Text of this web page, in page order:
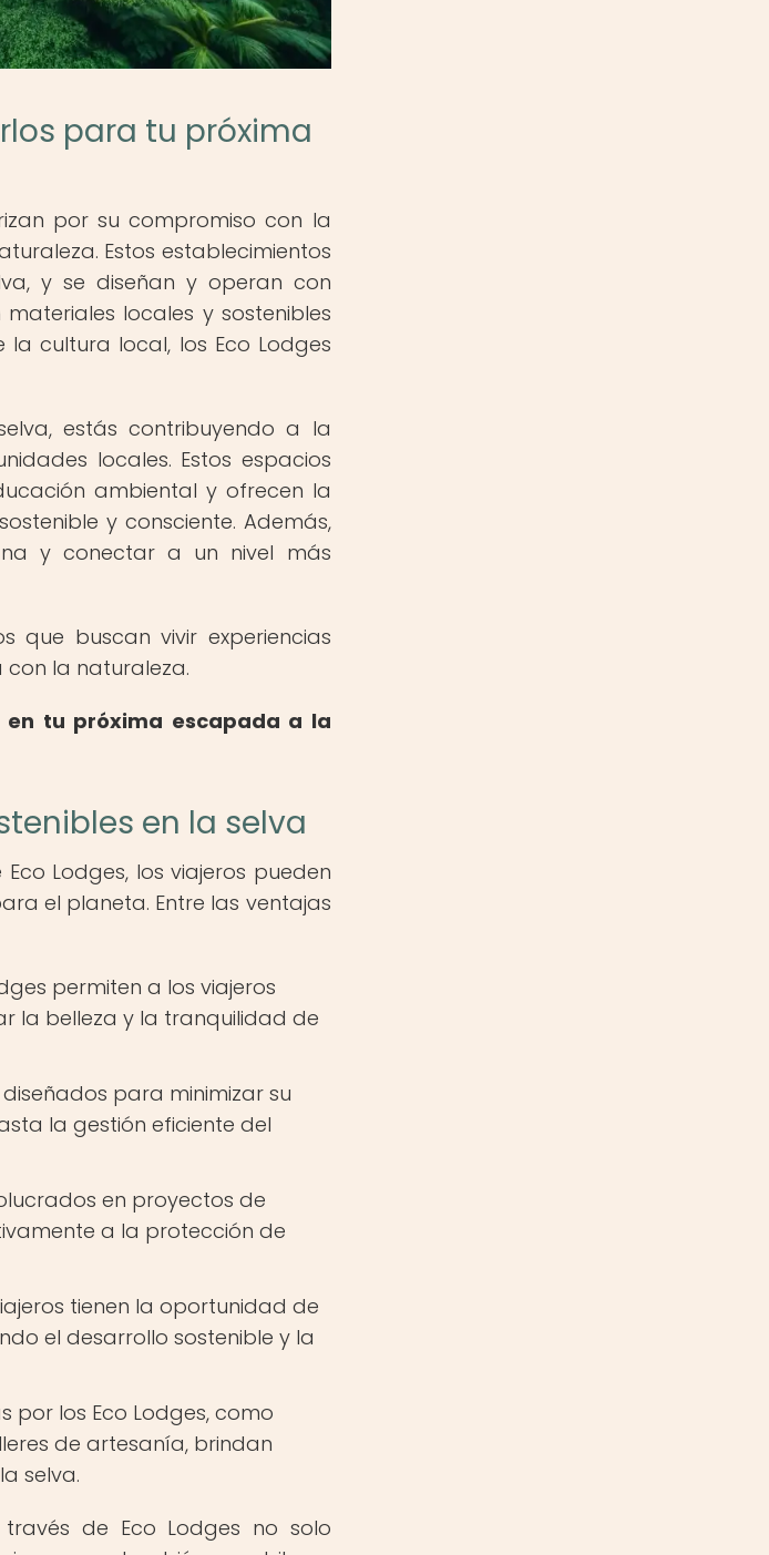
para tu próxima
por su compromiso con la
Estos establecimientos
y se diseñan y operan con
locales y sostenibles
cultura local, los Eco Lodges
estás contribuyendo a la
locales. Estos espacios
ambiental y ofrecen la
y consciente. Además,
y conectar a un nivel más
que buscan vivir experiencias
la naturaleza.
en tu próxima escapada a la
en la selva
Lodges, los viajeros pueden
el planeta. Entre las ventajas
permiten a los viajeros
la belleza y la tranquilidad de
para minimizar su
la gestión eficiente del
en proyectos de
a la protección de
tienen la oportunidad de
el desarrollo sostenible y la
por los Eco Lodges, como
de artesanía, brindan
selva.
de Eco Lodges no solo